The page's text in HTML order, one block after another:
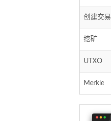
创建交易
挖矿
UTXO
Merkle